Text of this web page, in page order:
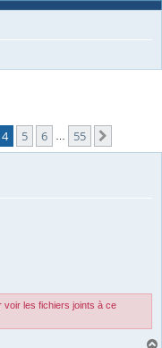
4 5 6 55
voir les fichiers joints à ce